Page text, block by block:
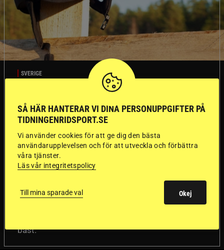
SVERIGE
Dyraste
ridhjälmarna blev
sämst i test
Folksam har testat 15 ridhjälmar i olika
prisklasser för att se vilken som är den säkraste.
bäst.
SÅ HÄR HANTERAR VI DINA PERSONUPPGIFTER PÅ
TIDNINGENRIDSPORT.SE
Vi använder cookies för att ge dig den bästa
användarupplevelsen och för att utveckla och förbättra
våra tjänster.
Läs vår integritetspolicy
Till mina sparade val Okej